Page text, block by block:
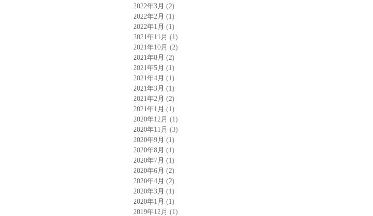
2022年3月 (2)
2022年2月 (1)
2022年1月 (1)
2021年11月 (1)
2021年10月 (2)
2021年8月 (2)
2021年5月 (1)
2021年4月 (1)
2021年3月 (1)
2021年2月 (2)
2021年1月 (1)
2020年12月 (1)
2020年11月 (3)
2020年9月 (1)
2020年8月 (1)
2020年7月 (1)
2020年6月 (2)
2020年4月 (2)
2020年3月 (1)
2020年1月 (1)
2019年12月 (1)